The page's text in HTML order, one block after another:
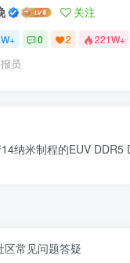
关注
0 2 221W+
员
纳米制程的EUV DDR5
常见问题答疑